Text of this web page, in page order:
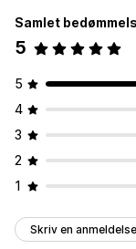
Videoimport
Integrerede videoer
Dynamisk på mobil
Produktvisninger
Tilpassede layouts
Analyser
Samlet
5
5
4
3
2
1
Skriv en anmeldelse